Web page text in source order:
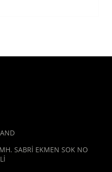
SABRİ EKMEN SOK NO